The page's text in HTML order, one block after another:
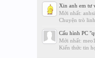
Mới nhất:
Chuyện trò
Mới nhất:
Kiến thức tin